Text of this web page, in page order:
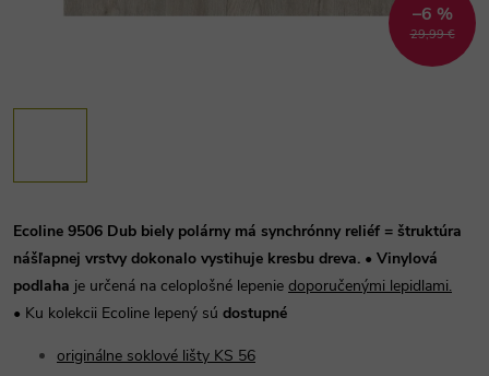
29,99 €
–6 %
Ecoline 9506 Dub biely polárny má synchrónny reliéf = štruktúra
nášľapnej vrstvy dokonalo vystihuje kresbu dreva. • Vinylová
podlaha je určená na celoplošné lepenie doporučenými lepidlami.
• Ku kolekcii Ecoline lepený sú dostupné
originálne soklové lišty KS 56